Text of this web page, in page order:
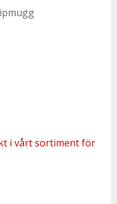
i vårt sortiment för